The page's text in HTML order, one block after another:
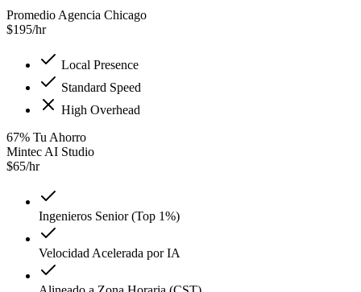
Promedio Agencia Chicago
$195/hr
Local Presence
Standard Speed
High Overhead
67% Tu Ahorro
Mintec AI Studio
$65/hr
Ingenieros Senior (Top 1%)
Velocidad Acelerada por IA